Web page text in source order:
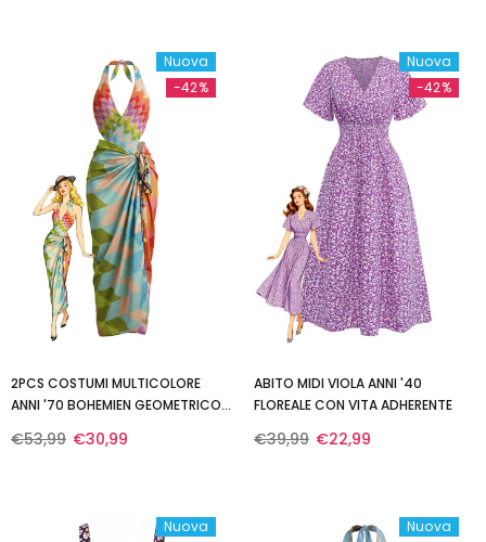
Nuova
-42%
2PCS COSTUMI MULTICOLORE
ANNI '70 BOHEMIEN GEOMETRICO E
€53,99 €30,99
Nuova
-42%
ABITO MIDI VIOLA ANNI '40
FLOREALE CON VITA ADHERENTE
€39,99 €22,99
Nuova
Nuova